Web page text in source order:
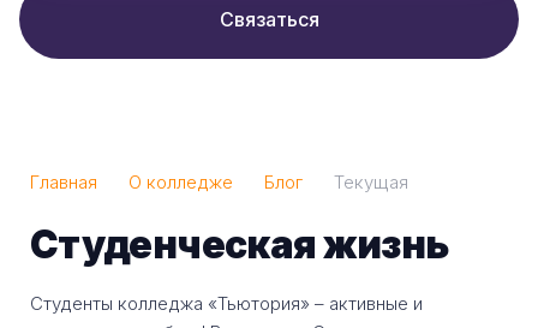
Связаться
Главная О колледже Блог Текущая
Студенческая жизнь
Студенты колледжа «Тьютория» – активные и